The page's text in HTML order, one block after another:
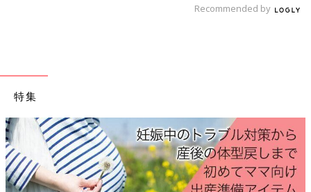
出典：Instagramアカウント「happy.life627」
happy.life627さんはトイレ内に「ルック まめピカ」を常備して
Recommended by
特集